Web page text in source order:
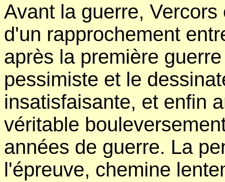
Avant la guerre,
d'un rapprochement
après la première
pessimiste et le
insatisfaisante, et enfin
véritable
années de guerre. La
l'épreuve, chemine